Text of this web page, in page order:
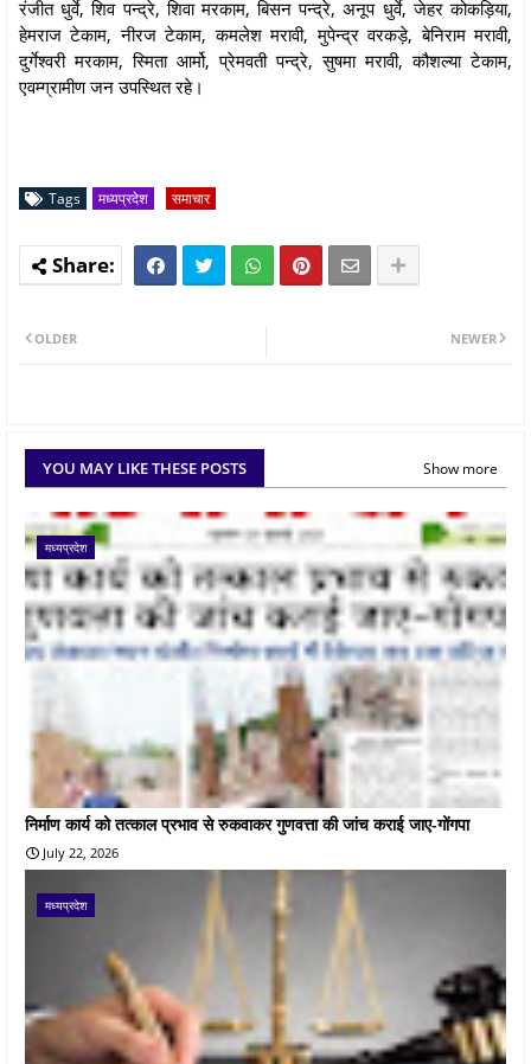
रंजीत धुर्वे, शिव पन्द्रे, शिवा मरकाम, बिसन पन्द्रे, अनूप धुर्वे, जेहर कोकड़िया,
हेमराज टेकाम, नीरज टेकाम, कमलेश मरावी, मुपेन्द्र वरकड़े, बेनिराम मरावी,
दुर्गेश्वरी मरकाम, स्मिता आर्मो, प्रेमवती पन्द्रे, सुषमा मरावी, कौशल्या टेकाम,
एवम्ग्रामीण जन उपस्थित रहे।
Tags मध्यप्रदेश समाचार
NEWER
OLDER
YOU MAY LIKE THESE POSTS Show more
मध्यप्रदेश
निर्माण कार्य को तत्काल प्रभाव से रुकवाकर गुणवत्ता की जांच कराई जाए-गोंगपा
July 22, 2026
मध्यप्रदेश